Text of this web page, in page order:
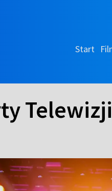
Start